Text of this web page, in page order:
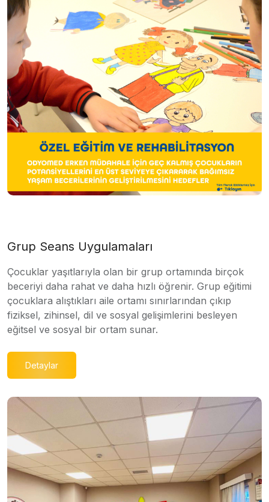
Grup Seans Uygulamaları
Çocuklar yaşıtlarıyla olan bir grup ortamında birçok
beceriyi daha rahat ve daha hızlı öğrenir. Grup eğitimi
çocuklara alıştıkları aile ortamı sınırlarından çıkıp
fiziksel, zihinsel, dil ve sosyal gelişimlerini besleyen
eğitsel ve sosyal bir ortam sunar.
Detaylar